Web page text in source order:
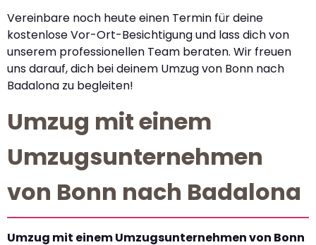
Vereinbare noch heute einen Termin für deine
kostenlose Vor-Ort-Besichtigung und lass dich von
unserem professionellen Team beraten. Wir freuen
uns darauf, dich bei deinem Umzug von Bonn nach
Badalona zu begleiten!
Umzug mit einem
Umzugsunternehmen
von Bonn nach Badalona
Umzug mit einem Umzugsunternehmen von Bonn